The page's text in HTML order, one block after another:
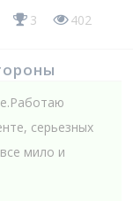
3 402
серьезных
мило и